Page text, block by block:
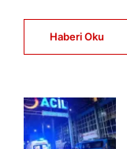
Haberi Oku